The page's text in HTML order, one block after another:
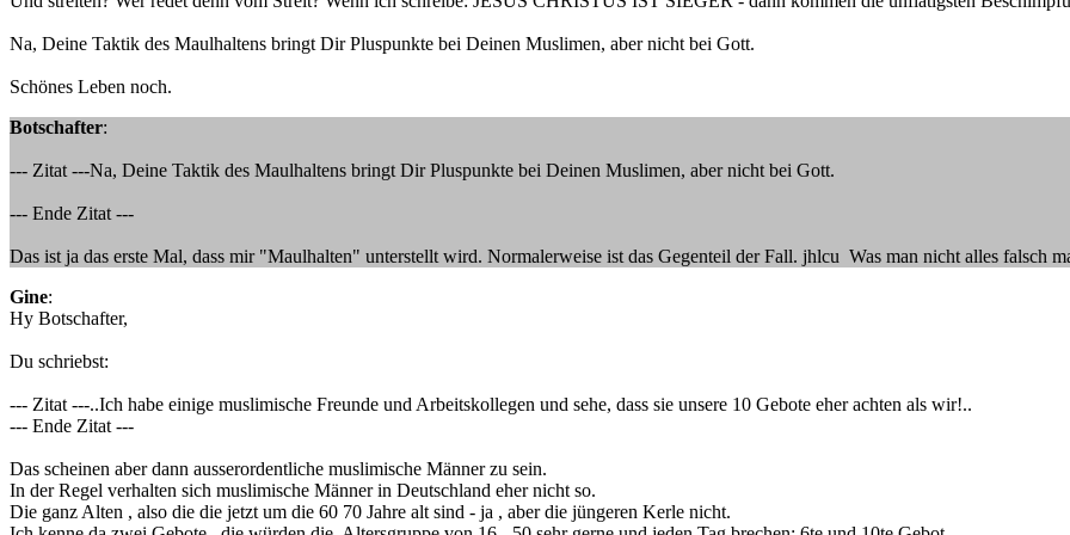
Na, Deine Taktik des Maulhaltens bringt Dir Pluspunkte bei Deinen Muslimen, aber nicht bei Gott.
Schönes Leben noch.
Botschafter:
--- Zitat ---Na, Deine Taktik des Maulhaltens bringt Dir Pluspunkte bei Deinen Muslimen, aber nicht bei Gott.
--- Ende Zitat ---
Das ist ja das erste Mal, dass mir "Maulhalten" unterstellt wird. Normalerweise ist das Gegenteil der Fall. jhlcu Was man nicht alles falsch
Gine:
Hy Botschafter,
Du schriebst:
--- Zitat ---..Ich habe einige muslimische Freunde und Arbeitskollegen und sehe, dass sie unsere 10 Gebote eher achten als wir!..
--- Ende Zitat ---
Das scheinen aber dann ausserordentliche muslimische Männer zu sein.
In der Regel verhalten sich muslimische Männer in Deutschland eher nicht so.
Die ganz Alten , also die die jetzt um die 60 70 Jahre alt sind - ja , aber die jüngeren Kerle nicht.